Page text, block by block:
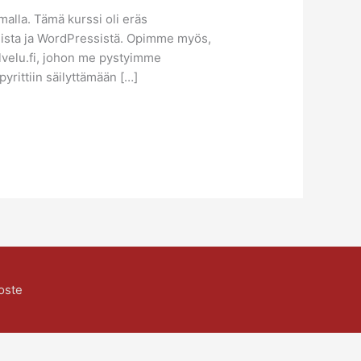
Tämä kurssi oli eräs
ja WordPressistä. Opimme myös,
johon me pystyimme
säilyttämään […]